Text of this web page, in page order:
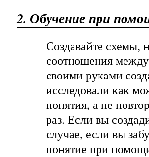
2. Обучение при
Создавайте схемы,
соотношения
своими руками
исследовали как
понятия, а не
раз. Если вы
случае, если вы
понятие при